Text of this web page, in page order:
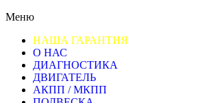
Меню
НАША ГАРАНТИЯ
О НАС
ДИАГНОСТИКА
ДВИГАТЕЛЬ
АКПП / МКПП